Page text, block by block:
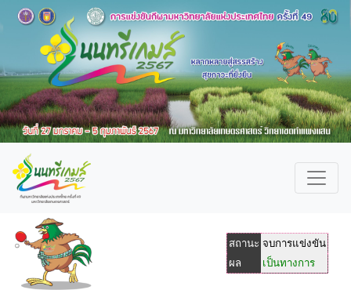
สถานะ จบการแข่งขัน
ผล
เป็นทางการ